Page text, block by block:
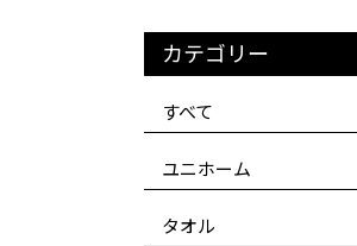
カテゴリー
すべて
ユニホーム
タオル